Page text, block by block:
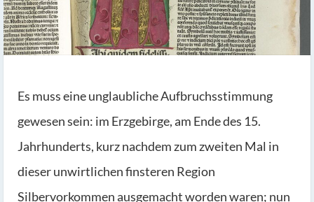
Es muss eine unglaubliche Aufbruchsstimmung
gewesen sein: im Erzgebirge, am Ende des 15.
Jahrhunderts, kurz nachdem zum zweiten Mal in
dieser unwirtlichen finsteren Region
Silbervorkommen ausgemacht worden waren; nun